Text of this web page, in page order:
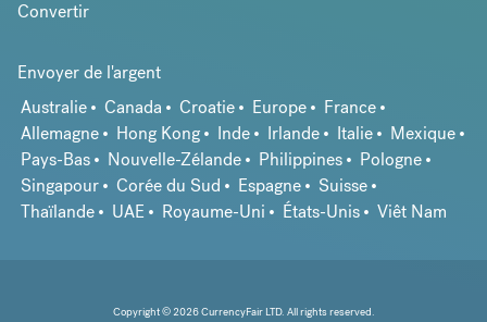
Convertir
Envoyer de l'argent
Australie
Canada Croatie Europe
France
Allemagne
Hong Kong Inde Irlande Italie
Mexique
Pays-Bas
Nouvelle-Zélande Philippines
Pologne
Singapour
Corée du Sud Espagne
Suisse
Thaïlande
UAE Royaume-Uni États-Unis Viêt Nam
Copyright © 2026 CurrencyFair LTD. All rights reserved.